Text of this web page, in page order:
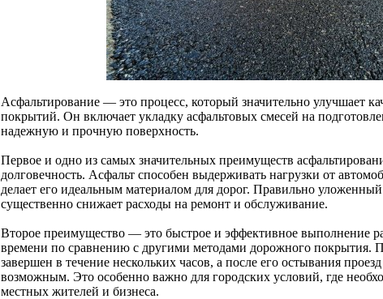
Асфальтирование — это процесс, который значительно улучшает
покрытий. Он включает укладку асфальтовых смесей на
надежную и прочную поверхность.
Первое и одно из самых значительных преимуществ
долговечность. Асфальт способен выдерживать нагрузки от
делает его идеальным материалом для дорог. Правильно
существенно снижает расходы на ремонт и обслуживание.
Второе преимущество — это быстрое и эффективное выполнение
времени по сравнению с другими методами дорожного покрытия.
завершен в течение нескольких часов, а после его остывания
возможным. Это особенно важно для городских условий, где
местных жителей и бизнеса.